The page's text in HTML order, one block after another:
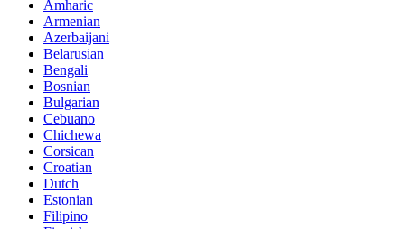
Amharic
Armenian
Azerbaijani
Belarusian
Bengali
Bosnian
Bulgarian
Cebuano
Chichewa
Corsican
Croatian
Dutch
Estonian
Filipino